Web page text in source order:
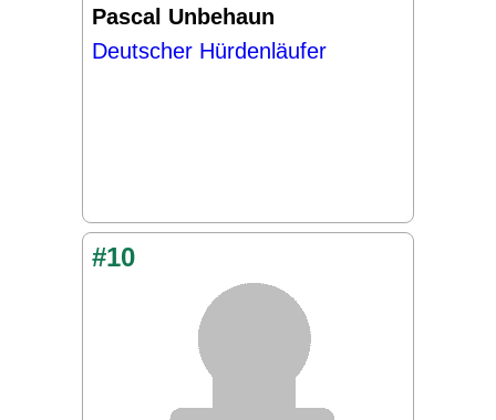
Pascal Unbehaun
Deutscher Hürdenläufer
#10